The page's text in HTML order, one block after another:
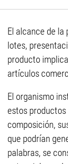
El alcance de
lotes,
producto
artículos
El organismo
estos productos
composición,
que podrían
palabras, se